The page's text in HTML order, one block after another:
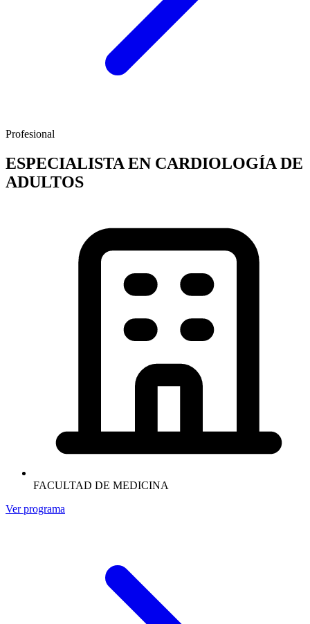
Profesional
ESPECIALISTA EN CARDIOLOGÍA DE
ADULTOS
FACULTAD DE MEDICINA
Ver programa